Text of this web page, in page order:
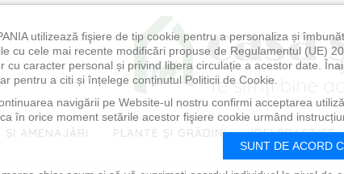
ȘI AMENAJĂRI PLANTE ȘI GRĂDINI IDEI PRACTICE
utilizează fişiere de tip cookie pentru a personaliza și
cu cele mai recente modificări propuse de Regulamentul (UE)
cu caracter personal și privind libera circulație a acestor date.
pentru a citi și înțelege conținutul Politicii de Cookie.
navigării pe Website-ul nostru confirmi acceptarea
în orice moment setările acestor fişiere cookie urmând
SUNT DE ACORD